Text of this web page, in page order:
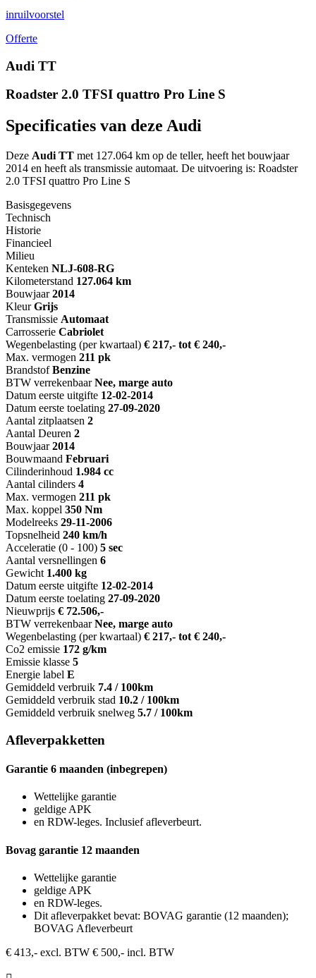
inruilvoorstel
Offerte
Audi TT
Roadster 2.0 TFSI quattro Pro Line S
Specificaties van deze Audi
Deze Audi TT met 127.064 km op de teller, heeft het bouwjaar
2014 en heeft als transmissie automaat. De uitvoering is: Roadster
2.0 TFSI quattro Pro Line S
Basisgegevens
Technisch
Historie
Financieel
Milieu
Kenteken NLJ-608-RG
Kilometerstand 127.064 km
Bouwjaar 2014
Kleur Grijs
Transmissie Automaat
Carrosserie Cabriolet
Wegenbelasting (per kwartaal) € 217,- tot € 240,-
Max. vermogen 211 pk
Brandstof Benzine
BTW verrekenbaar Nee, marge auto
Datum eerste uitgifte 12-02-2014
Datum eerste toelating 27-09-2020
Aantal zitplaatsen 2
Aantal Deuren 2
Bouwjaar 2014
Bouwmaand Februari
Cilinderinhoud 1.984 cc
Aantal cilinders 4
Max. vermogen 211 pk
Max. koppel 350 Nm
Modelreeks 29-11-2006
Topsnelheid 240 km/h
Acceleratie (0 - 100) 5 sec
Aantal versnellingen 6
Gewicht 1.400 kg
Datum eerste uitgifte 12-02-2014
Datum eerste toelating 27-09-2020
Nieuwprijs € 72.506,-
BTW verrekenbaar Nee, marge auto
Wegenbelasting (per kwartaal) € 217,- tot € 240,-
Co2 emissie 172 g/km
Emissie klasse 5
Energie label E
Gemiddeld verbruik 7.4 / 100km
Gemiddeld verbruik stad 10.2 / 100km
Gemiddeld verbruik snelweg 5.7 / 100km
Afleverpakketten
Garantie 6 maanden (inbegrepen)
Wettelijke garantie
geldige APK
en RDW-leges. Inclusief afleverbeurt.
Bovag garantie 12 maanden
Wettelijke garantie
geldige APK
en RDW-leges.
Dit afleverpakket bevat: BOVAG garantie (12 maanden);
BOVAG Afleverbeurt
€ 413,- excl. BTW € 500,- incl. BTW